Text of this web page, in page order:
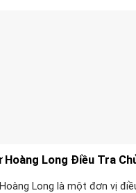
Điều Tra Chủ Nhân Số
Long là một đơn vị